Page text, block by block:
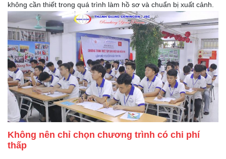
không cần thiết trong quá trình làm hồ sơ và chuẩn bị xuất cảnh.
Không nên chỉ chọn chương trình có chi phí
thấp